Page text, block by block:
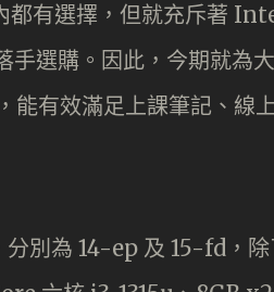
都有選擇，但就充斥著
手選購。因此，今期就為
有效滿足上課筆記、線
分別為 14-ep 及 15-fd，